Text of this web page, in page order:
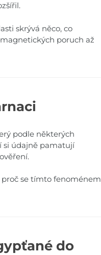
skrývá něco, co
poruch až
podle některých
si údajně pamatují
se tímto fenoménem
do